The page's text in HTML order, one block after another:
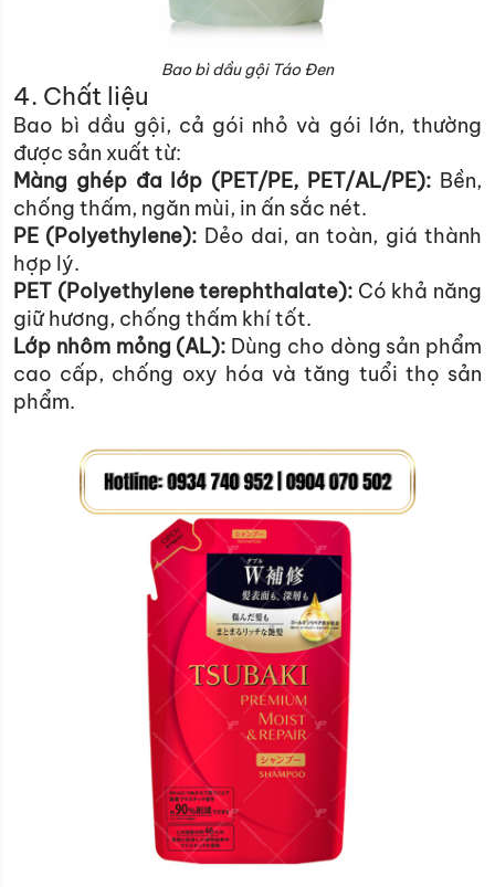
Bao bì dầu gội Táo Đen
4. Chất liệu
Bao bì dầu gội, cả gói nhỏ và gói lớn, thường
được sản xuất từ:
Màng ghép đa lớp (PET/PE, PET/AL/PE): Bền,
chống thấm, ngăn mùi, in ấn sắc nét.
PE (Polyethylene): Dẻo dai, an toàn, giá thành
hợp lý.
PET (Polyethylene terephthalate): Có khả năng
giữ hương, chống thấm khí tốt.
Lớp nhôm mỏng (AL): Dùng cho dòng sản phẩm
cao cấp, chống oxy hóa và tăng tuổi thọ sản
phẩm.